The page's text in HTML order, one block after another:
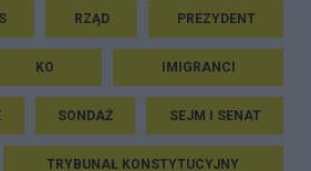
RZĄD PREZYDENT
KO IMIGRANCI
SONDAŻ SEJM I SENAT
TRYBUNAŁ KONSTYTUCYJNY